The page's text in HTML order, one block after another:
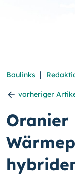
Baulinks |
vorheriger
Oranier